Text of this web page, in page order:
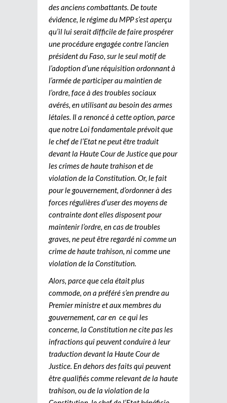
des anciens combattants. De toute
évidence, le régime du MPP s’est aperçu
qu’il lui serait difficile de faire prospérer
une procédure engagée contre l’ancien
président du Faso, sur le seul motif de
l’adoption d’une réquisition ordonnant à
l’armée de participer au maintien de
l’ordre, face à des troubles sociaux
avérés, en utilisant au besoin des armes
létales. Il a renoncé à cette option, parce
que notre Loi fondamentale prévoit que
le chef de l’Etat ne peut être traduit
devant la Haute Cour de Justice que pour
les crimes de haute trahison et de
violation de la Constitution. Or, le fait
pour le gouvernement, d’ordonner à des
forces régulières d’user des moyens de
contrainte dont elles disposent pour
maintenir l’ordre, en cas de troubles
graves, ne peut être regardé ni comme un
crime de haute trahison, ni comme une
violation de la Constitution.
Alors, parce que cela était plus
commode, on a préféré s’en prendre au
Premier ministre et aux membres du
gouvernement, car en ce qui les
concerne, la Constitution ne cite pas les
infractions qui peuvent conduire à leur
traduction devant la Haute Cour de
Justice. En dehors des faits qui peuvent
être qualifiés comme relevant de la haute
trahison, ou de la violation de la